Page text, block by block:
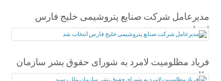
مدیرعامل شرکت صنایع پتروشیمی خلیج فارس
انتخاب شد
فریاد مظلومیت لامرد به شورای حقوق بشر سازمان
ملل رسید